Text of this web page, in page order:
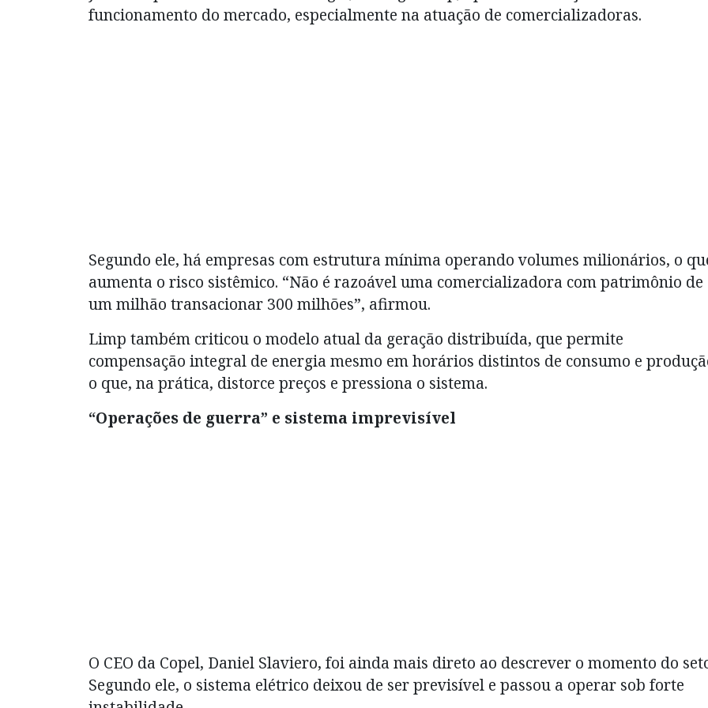
funcionamento do mercado, especialmente na atuação de comercializadoras.
Segundo ele, há empresas com estrutura mínima operando volumes milionários, o
aumenta o risco sistêmico. “Não é razoável uma comercializadora com patrimônio de
um milhão transacionar 300 milhões”, afirmou.
Limp também criticou o modelo atual da geração distribuída, que permite
compensação integral de energia mesmo em horários distintos de consumo e
o que, na prática, distorce preços e pressiona o sistema.
“Operações de guerra” e sistema imprevisível
O CEO da Copel, Daniel Slaviero, foi ainda mais direto ao descrever o momento do
Segundo ele, o sistema elétrico deixou de ser previsível e passou a operar sob forte